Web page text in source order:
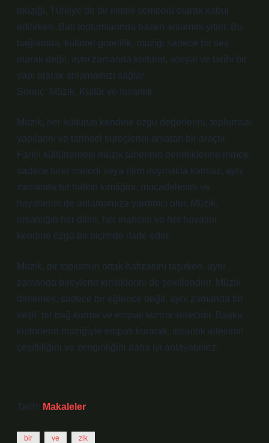
müziği, Türkiye’de bir kimlik sembolü olarak kabul
edilirken, Batı toplumlarında bazen anlamını yitirir. Bu
bağlamda, kültürel görelilik, müziği sadece bir ses
olarak değil, aynı zamanda kültürel, sosyal ve tarihi bir
yapı olarak anlamamızı sağlar.
Sonuç: Müzik, Kültür ve İnsanlık
Müzik, her kültürün kendine özgü değerlerini, toplumsal
yapılarını ve tarihsel süreçlerini anlatan bir araçtır.
Farklı kültürlerdeki müzik türlerinin derinliklerine inmek,
sadece birer melodi veya ritim duymakla kalmaz, aynı
zamanda bir halkın kimliğini, mücadelesini ve
hayallerini de anlamamıza yardımcı olur. Müzik,
insanlığın her dilini, her inancını ve her hayalini
kendine özgü bir biçimde ifade eder.
Müzik, bir toplumun ortak hafızasını taşırken, aynı
zamanda bireylerin kimliklerini de şekillendirir. Müzik
dinlemek, sadece bir eğlence değil, aynı zamanda bir
keşif, bir bağ kurma ve empati kurma sürecidir. Başka
kültürlerin müziğiyle empati kurarak, insanlık ailesinin
çeşitliliğini ve zenginliğini daha iyi anlayabiliriz.
Tarih: Makaleler
bir ve zik